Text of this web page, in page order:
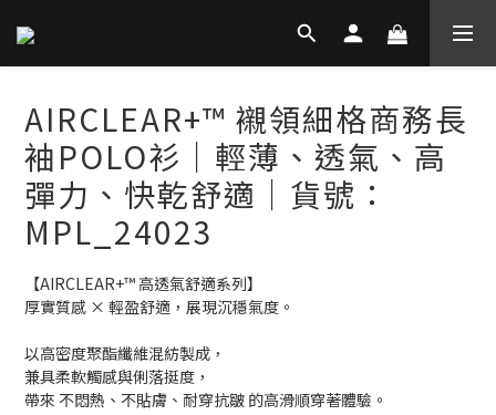
AIRCLEAR+™ 襯領細格商務長
袖POLO衫｜輕薄、透氣、高
彈力、快乾舒適│貨號：
MPL_24023
【AIRCLEAR+™ 高透氣舒適系列】
厚實質感 × 輕盈舒適，展現沉穩氣度。
以高密度聚酯纖維混紡製成，
兼具柔軟觸感與俐落挺度，
帶來 不悶熱、不貼膚、耐穿抗皺 的高滑順穿著體驗。